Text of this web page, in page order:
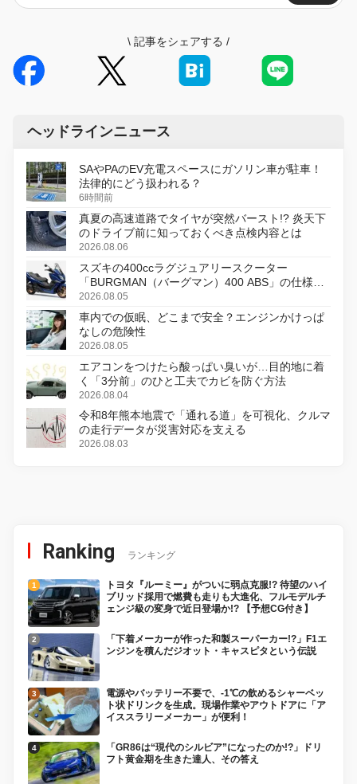
\ 記事をシェアする /
ヘッドラインニュース
SAやPAのEV充電スペースにガソリン車が駐車！
法律的にどう扱われる？
6時間前
真夏の高速道路でタイヤが突然バースト!? 炎天下
のドライブ前に知っておくべき点検内容とは
2026.08.06
スズキの400ccラグジュアリースクーター
「BURGMAN（バーグマン）400 ABS」の仕様を
変更し、8月18日に発売
2026.08.05
車内での仮眠、どこまで安全？エンジンかけっぱ
なしの危険性
2026.08.05
エアコンをつけたら酸っぱい臭いが…目的地に着
く「3分前」のひと工夫でカビを防ぐ方法
2026.08.04
令和8年熊本地震で「通れる道」を可視化、クルマ
の走行データが災害対応を支える
2026.08.03
Ranking ランキング
トヨタ『ルーミー』がついに弱点克服!? 待望のハイ
ブリッド採用で燃費も走りも大進化、フルモデルチ
ェンジ級の変身で近日登場か!? 【予想CG付き】
「下着メーカーが作った和製スーパーカー!?」F1エ
ンジンを積んだジオット・キャスピタという伝説
電源やバッテリー不要で、-1℃の飲めるシャーベッ
ト状ドリンクを生成。現場作業やアウトドアに「ア
イススラリーメーカー」が便利！
「GR86は“現代のシルビア”になったのか!?」ドリ
フト黄金期を生きた達人、その答え